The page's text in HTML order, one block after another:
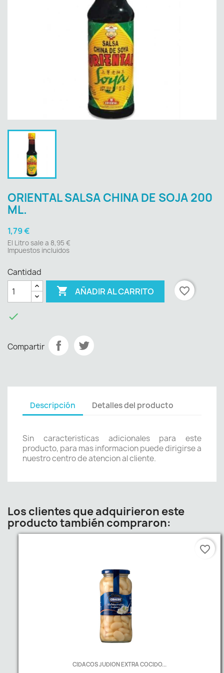
ORIENTAL SALSA CHINA DE SOJA 200
ML.
1,79 €
El Litro sale a 8,95 €
Impuestos incluidos
Cantidad
 AÑADIR AL CARRITO favorite_border

Compartir
Descripción Detalles del producto
Sin caracteristicas adicionales para este
producto, para mas informacion puede dirigirse a
nuestro centro de atencion al cliente.
Los clientes que adquirieron este
producto también compraron:
CIDACOS JUDION EXTRA COCIDO...
favorite_border